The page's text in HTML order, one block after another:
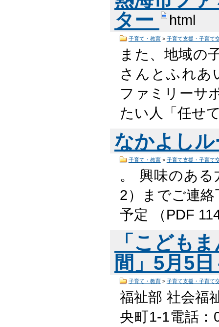
ター
html
子育て・教育> 子育て支援・子育て
また、地域の
さんとふれあ
ファミリーサ
たい人「任せ
なかよし
子育て・教育> 子育て支援・子育て
。 興味のある
2）までご連
予定 （PDF
「こども
間」5月5
子育て・教育> 子育て支援・子育て
福祉部 社会福
央町1-1電話